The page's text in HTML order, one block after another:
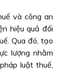
và công an
hiệu quả đối
Qua đó, tạo
lượng nhằm
luật thuế,